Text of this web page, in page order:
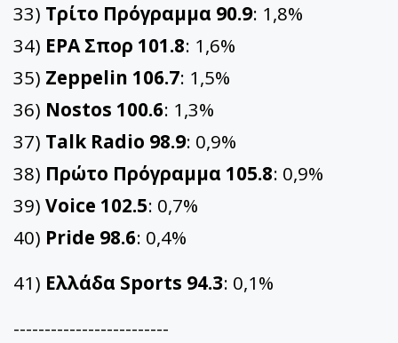
33) Τρίτο Πρόγραμμα 90.9: 1,8%
34) ΕΡΑ Σπορ 101.8: 1,6%
35) Zeppelin 106.7: 1,5%
36) Nostos 100.6: 1,3%
37) Talk Radio 98.9: 0,9%
38) Πρώτο Πρόγραμμα 105.8: 0,9%
39) Voice 102.5: 0,7%
40) Pride 98.6: 0,4%
41) Ελλάδα Sports 94.3: 0,1%
-------------------------